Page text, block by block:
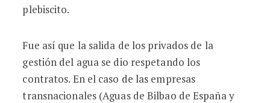
plebiscito.
Fue así que la salida de los privados de la
gestión del agua se dio respetando los
contratos. En el caso de las empresas
transnacionales (Aguas de Bilbao de España y